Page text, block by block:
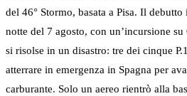
del 46° Stormo, basata a Pisa. Il
notte del 7 agosto, con un’incursione
si risolse in un disastro: tre dei cinque
atterrare in emergenza in Spagna per
carburante. Solo un aereo rientrò alla